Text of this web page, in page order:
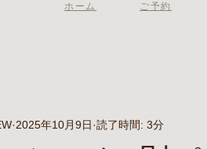
ホーム ご予約
2025年10月9日 読了時間: 3分